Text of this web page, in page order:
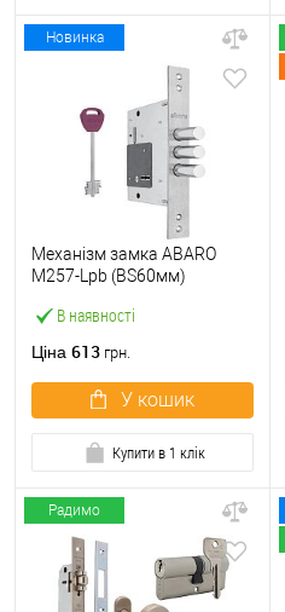
Новинка
В наявності
Механізм замка ABARO
M257-Lpb (BS60мм)
тех.пакування.без
Ціна 613 грн.
У кошик
Купити в 1 клік
Радимо